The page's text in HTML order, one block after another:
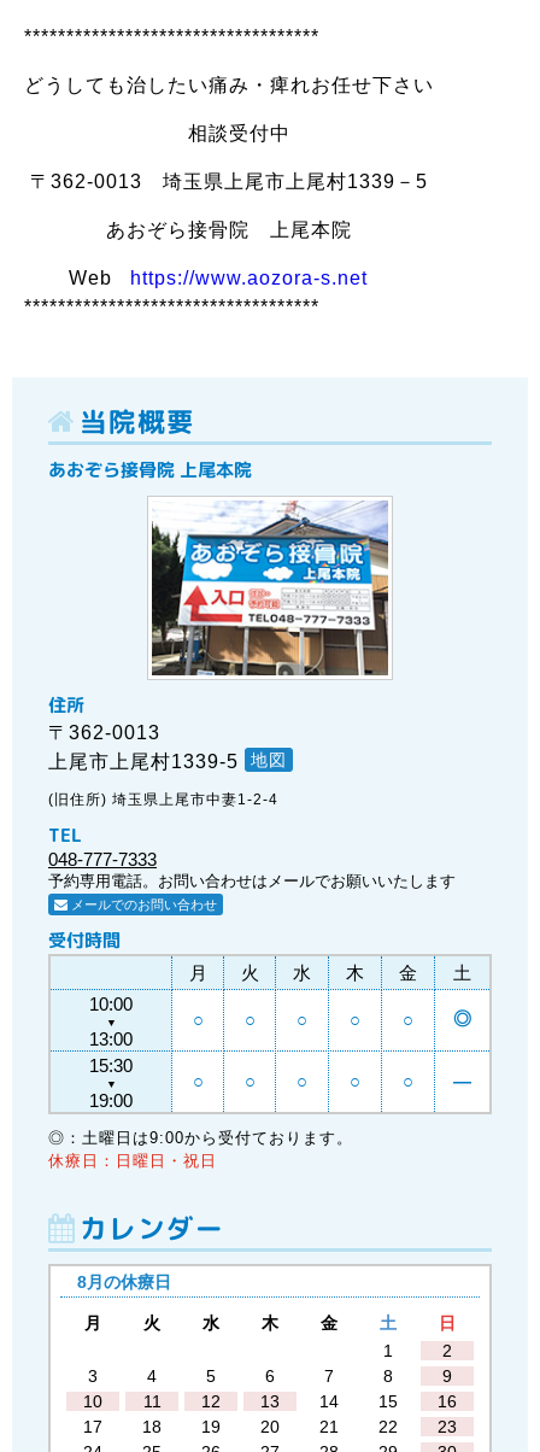
***********************************
どうしても治したい痛み・痺れお任せ下さい
相談受付中
〒362-0013 埼玉県上尾市上尾村1339－5
あおぞら接骨院 上尾本院
Web
https://www.aozora-s.net
***********************************
当院概要
あおぞら接骨院 上尾本院
住所
〒362-0013
上尾市上尾村1339-5
地図
(旧住所) 埼玉県上尾市中妻1-2-4
TEL
048-777-7333
予約専用電話。お問い合わせはメールでお願いいたします
メールでのお問い合わせ
受付時間
月 火 水 木 金
土
10:00
▼
13:00
○ ○ ○ ○ ○ ◎
15:30
▼
19:00
○ ○ ○ ○ ○ ―
◎：土曜日は9:00から受付ております。
休療日：日曜日・祝日
カレンダー
8月の休療日
月 火 水 木 金 土
日
1
2
3
4 5 6 7 8
9
10
11 12 13 14 15
16
17
18 19 20 21 22
23